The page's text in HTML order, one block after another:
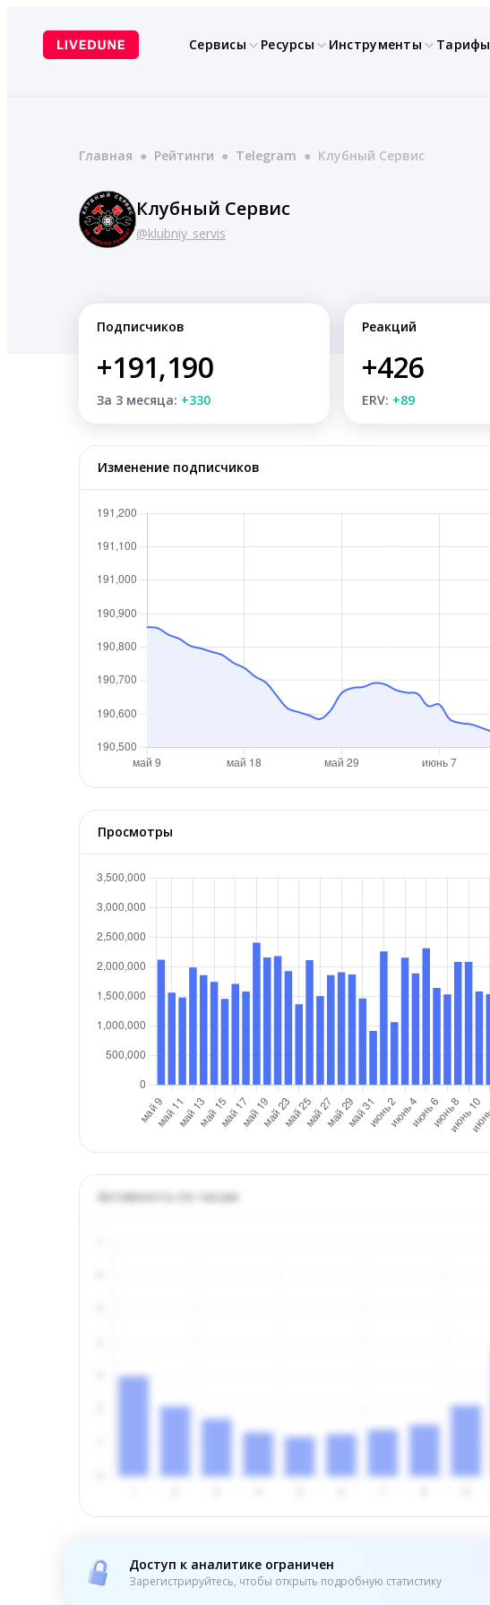
содержимому
Сервисы Ресурсы Инструменты Тарифы
Главная ● Рейтинги ● Telegram ● Клубный Сервис
Клубный Сервис
@klubniy_servis
Подписчиков
+191,190
За 3 месяца: +330
Реакций
+426
ERV: +89
Изменение подписчиков
Просмотры
Активность по часам
Доступ к аналитике ограничен
Зарегистрируйтесь, чтобы открыть подробную статистику